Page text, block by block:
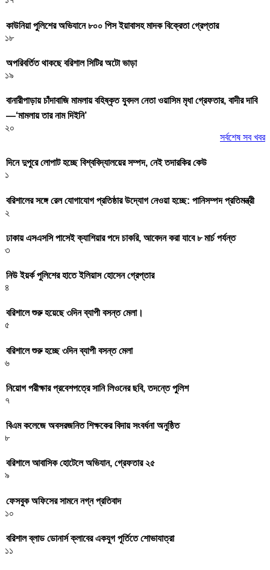
কাউনিয়া পুলিশের অভিযানে ৮০০ পিস ইয়াবাসহ মাদক বিক্রেতা গ্রেপ্তার
১৮
অপরিবর্তিত থাকছে বরিশাল সিটির অটো ভাড়া
১৯
বানারীপাড়ায় চাঁদাবাজি মামলায় বহিষ্কৃত যুবদল নেতা ওয়াসিম মৃধা গ্রেফতার, বাদীর দাবি
—‘মামলায় তার নাম দিইনি’
২০
সর্বশেষ সব খবর
দিনে দুপুরে লোপাট হচ্ছে বিশ্ববিদ্যালয়ের সম্পদ, নেই তদারকির কেউ
১
বরিশালের সঙ্গে রেল যোগাযোগ প্রতিষ্ঠার উদ্যোগ নেওয়া হচ্ছে: পানিসম্পদ প্রতিমন্ত্রী
২
ঢাকায় এসএসসি পাসেই ক্যাশিয়ার পদে চাকরি, আবেদন করা যাবে ৮ মার্চ পর্যন্ত
৩
নিউ ইয়র্ক পুলিশের হাতে ইলিয়াস হোসেন গ্রেপ্তার
৪
বরিশালে শুরু হয়েছে ৩দিন ব্যাপী বসন্ত মেলা।
৫
বরিশালে শুরু হচ্ছে ৩দিন ব্যাপী বসন্ত মেলা
৬
নিয়োগ পরীক্ষার প্রবেশপত্রে সানি লিওনের ছবি, তদন্তে পুলিশ
৭
বিএম কলেজে অবসরজনিত শিক্ষকের বিদায় সংবর্ধনা অনুষ্ঠিত
৮
বরিশালে আবাসিক হোটেলে অভিযান, গ্রেফতার ২৫
৯
ফেসবুক অফিসের সামনে নগ্ন প্রতিবাদ
১০
বরিশাল ব্লাড ডোনার্স ক্লাবের একযুগ পূর্তিতে শোভাযাত্রা
১১